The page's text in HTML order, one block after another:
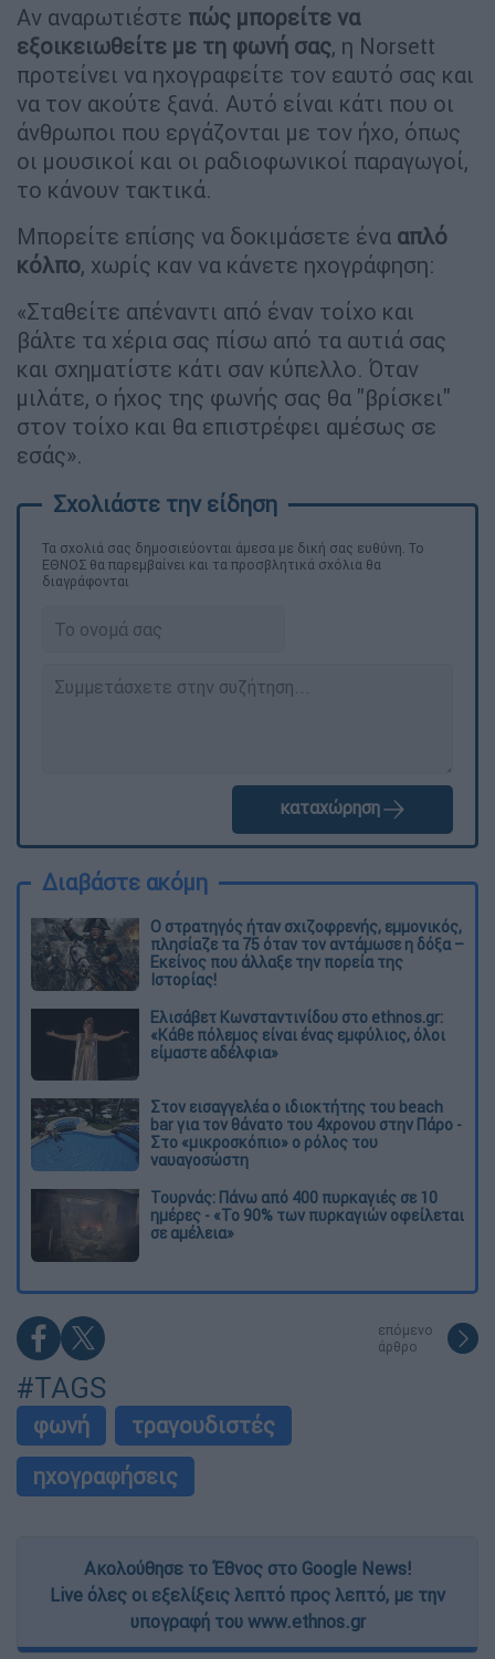
Αν αναρωτιέστε πώς μπορείτε να
εξοικειωθείτε με τη φωνή σας, η Norsett
προτείνει να ηχογραφείτε τον εαυτό σας και
να τον ακούτε ξανά. Αυτό είναι κάτι που οι
άνθρωποι που εργάζονται με τον ήχο, όπως
οι μουσικοί και οι ραδιοφωνικοί παραγωγοί,
το κάνουν τακτικά.
Μπορείτε επίσης να δοκιμάσετε ένα απλό
κόλπο, χωρίς καν να κάνετε ηχογράφηση:
«Σταθείτε απέναντι από έναν τοίχο και
βάλτε τα χέρια σας πίσω από τα αυτιά σας
και σχηματίστε κάτι σαν κύπελλο. Όταν
μιλάτε, ο ήχος της φωνής σας θα "βρίσκει"
στον τοίχο και θα επιστρέφει αμέσως σε
εσάς».
Τα σχολιά σας δημοσιεύονται άμεσα με δική σας ευθύνη. Το
ΕΘΝΟΣ θα παρεμβαίνει και τα προσβλητικά σχόλια θα
διαγράφονται
καταχώρηση
Διαβάστε ακόμη
O στρατηγός ήταν σχιζοφρενής, εμμονικός,
πλησίαζε τα 75 όταν τον αντάμωσε η δόξα –
Εκείνος που άλλαξε την πορεία της
Ιστορίας!
Ελισάβετ Κωνσταντινίδου στο ethnos.gr:
«Κάθε πόλεμος είναι ένας εμφύλιος, όλοι
είμαστε αδέλφια»
Στον εισαγγελέα ο ιδιοκτήτης του beach
bar για τον θάνατο του 4χρονου στην Πάρο -
Στο «μικροσκόπιο» ο ρόλος του
ναυαγοσώστη
Τουρνάς: Πάνω από 400 πυρκαγιές σε 10
ημέρες - «Το 90% των πυρκαγιών οφείλεται
σε αμέλεια»
επόμενο
άρθρο
#TAGS
φωνή
τραγουδιστές
ηχογραφήσεις
Ακολούθησε το Έθνος στο Google News!
Live όλες οι εξελίξεις λεπτό προς λεπτό, με την
υπογραφή του www.ethnos.gr